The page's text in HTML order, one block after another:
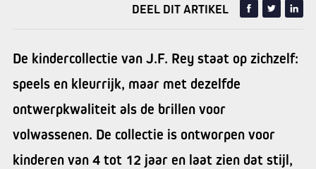
DEEL DIT ARTIKEL
De kindercollectie van J.F. Rey staat op zichzelf:
speels en kleurrijk, maar met dezelfde
ontwerpkwaliteit als de brillen voor
volwassenen. De collectie is ontworpen voor
kinderen van 4 tot 12 jaar en laat zien dat stijl,